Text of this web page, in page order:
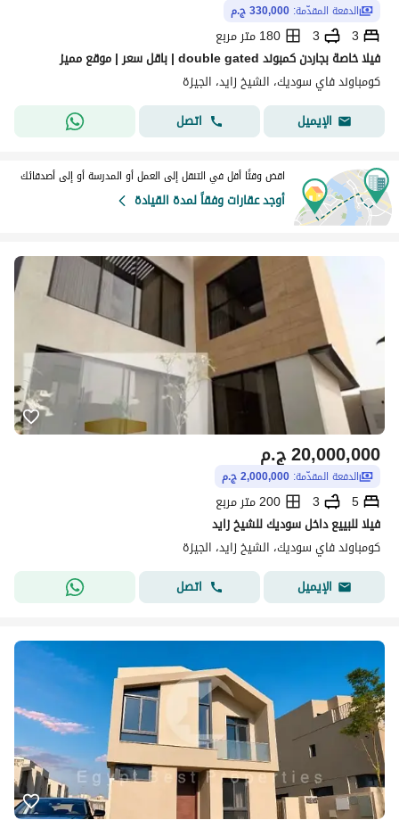
الدفعة المقدّمة: 330,000 ج.م
3
3
180 متر مربع
فيلا خاصة بجاردن كمبوند double gated | باقل سعر | موقع مميز
كومباوند فاي سوديك، الشيخ زايد، الجيزة
الإيميل
اتصل
اقض وقتًا أقل في التنقل إلى العمل أو المدرسة أو إلى أصدقائك
أوجد عقارات وفقاً لمدة القيادة
ج.م20,000,000
الدفعة المقدّمة: 2,000,000 ج.م
5
3
200 متر مربع
فيلا للبييع داخل سوديك للشيخ زايد
كومباوند فاي سوديك، الشيخ زايد، الجيزة
الإيميل
اتصل